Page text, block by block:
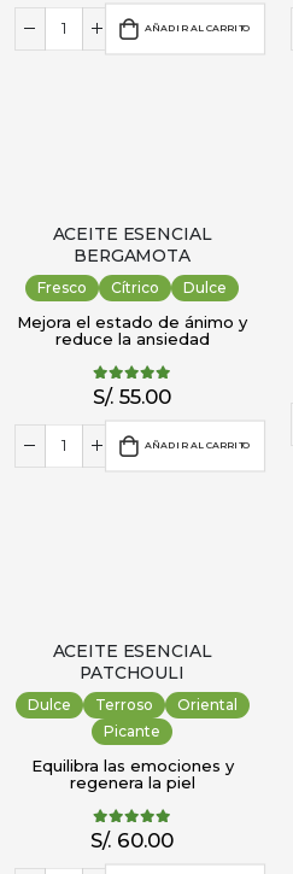
AÑADIR AL CARRITO
ACEITE ESENCIAL
BERGAMOTA
Fresco Cítrico Dulce
Mejora el estado de ánimo y
reduce la ansiedad
4.92out of 5
S/. 55.00
AÑADIR AL CARRITO
ACEITE ESENCIAL
PATCHOULI
Dulce Terroso
Oriental
Picante
Equilibra las emociones y
regenera la piel
5.00out of 5
S/. 60.00